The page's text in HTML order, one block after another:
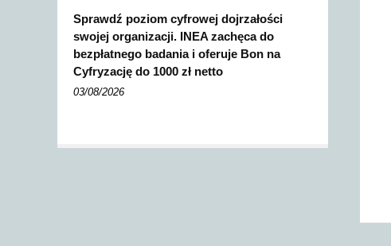
Sprawdź poziom cyfrowej dojrzałości
swojej organizacji. INEA zachęca do
bezpłatnego badania i oferuje Bon na
Cyfryzację do 1000 zł netto
03/08/2026